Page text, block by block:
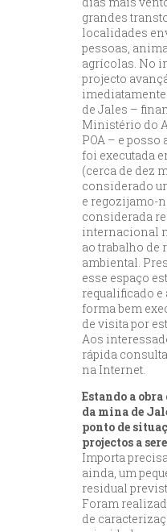
grandes
localidades
pessoas,
agrícolas. No
projecto
de Jales –
Ministério do
POA – e posso
foi executada
(cerca de dez
considerado
e regozijamo-
considerada
internacional
ao trabalho de
ambiental.
esse espaço
requalificado e
forma bem
de visita por
Aos
rápida
na Internet.
Estando a
da mina de
ponto de
projectos a
Importa
ainda, um
residual
Foram
de